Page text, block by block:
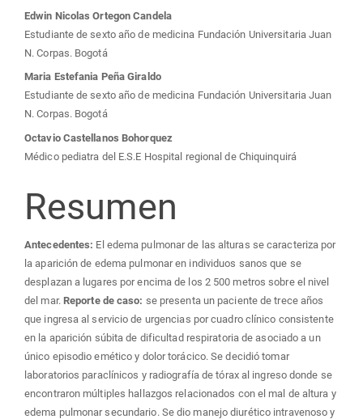
Contenido
principal
del
artículo
Edwin Nicolas Ortegon Candela
Estudiante de sexto año de medicina Fundación Universitaria Juan
N. Corpas. Bogotá
Maria Estefania Peña Giraldo
Estudiante de sexto año de medicina Fundación Universitaria Juan
N. Corpas. Bogotá
Octavio Castellanos Bohorquez
Médico pediatra del E.S.E Hospital regional de Chiquinquirá
Resumen
Antecedentes: El edema pulmonar de las alturas se caracteriza por
la aparición de edema pulmonar en individuos sanos que se
desplazan a lugares por encima de los 2 500 metros sobre el nivel
del mar. Reporte de caso: se presenta un paciente de trece años
que ingresa al servicio de urgencias por cuadro clínico consistente
en la aparición súbita de dificultad respiratoria de asociado a un
único episodio emético y dolor torácico. Se decidió tomar
laboratorios paraclínicos y radiografía de tórax al ingreso donde se
encontraron múltiples hallazgos relacionados con el mal de altura y
edema pulmonar secundario. Se dio manejo diurético intravenoso y